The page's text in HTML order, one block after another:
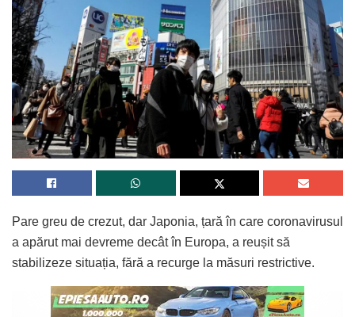
Pare greu de crezut, dar Japonia, țară în care coronavirusul
a apărut mai devreme decât în Europa, a reușit să
stabilizeze situația, fără a recurge la măsuri restrictive.